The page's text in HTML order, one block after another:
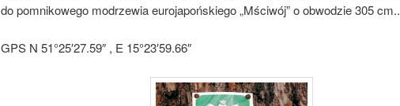
do pomnikowego modrzewia eurojapońskiego „Mściwój” o obwodzie 305 cm..
GPS N 51°25′27.59″ , E 15°23′59.66″